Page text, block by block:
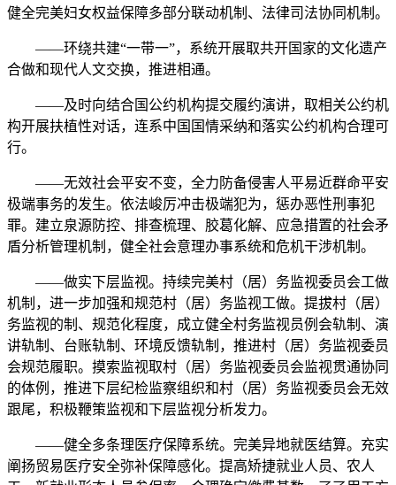
健全完美妇女权益保障多部分联动机制、法律司法协同机制。
——环绕共建“一带一”，系统开展取共开国家的文化遗产
合做和现代人文交换，推进相通。
——及时向结合国公约机构提交履约演讲，取相关公约机
构开展扶植性对话，连系中国国情采纳和落实公约机构合理可
行。
——无效社会平安不变，全力防备侵害人平易近群命平安
极端事务的发生。依法峻厉冲击极端犯为，惩办恶性刑事犯
罪。建立泉源防控、排查梳理、胶葛化解、应急措置的社会矛
盾分析管理机制，健全社会意理办事系统和危机干涉机制。
——做实下层监视。持续完美村（居）务监视委员会工做
机制，进一步加强和规范村（居）务监视工做。提拔村（居）
务监视的制、规范化程度，成立健全村务监视员例会轨制、演
讲轨制、台账轨制、环境反馈轨制，推进村（居）务监视委员
会规范履职。摸索监视取村（居）务监视委员会监视贯通协同
的体例，推进下层纪检监察组织和村（居）务监视委员会无效
跟尾，积极鞭策监视和下层监视分析发力。
——健全多条理医疗保障系统。完美异地就医结算。充实
阐扬贸易医疗安全弥补保障感化。提高矫捷就业人员、农人